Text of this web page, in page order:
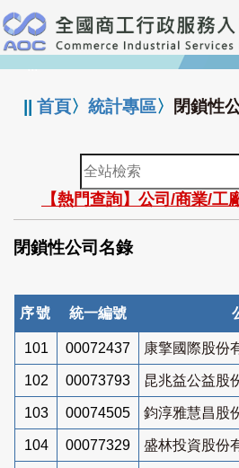
跳
到
主
要
:::
||首頁〉統計專區〉 閉鎖性
全
站
檢
索
【熱門查詢】公司/商業/工
閉鎖性公司名錄
序號 統一編號
101 00072437 康擎國際股份
102 00073793 昆兆益公益股
103 00074505 鈞淳雅慧昌股
104 00077329 盛林投資股份